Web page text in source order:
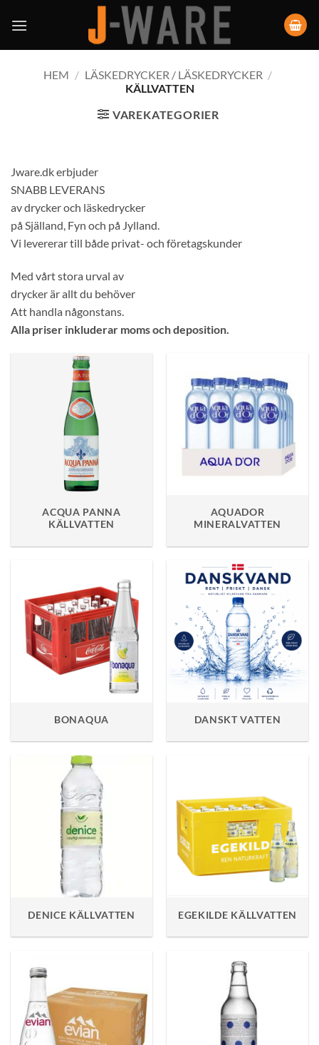
HEM / LÄSKEDRYCKER / LÄSKEDRYCKER /
KÄLLVATTEN
VAREKATEGORIER
Jware.dk erbjuder
SNABB LEVERANS
av drycker och läskedrycker
på Själland, Fyn och på Jylland.
Vi levererar till både privat- och företagskunder
Med vårt stora urval av
drycker är allt du behöver
Att handla någonstans.
Alla priser inkluderar moms och deposition.
ACQUA PANNA
KÄLLVATTEN
AQUADOR
MINERALVATTEN
BONAQUA DANSKT VATTEN
DENICE KÄLLVATTEN EGEKILDE KÄLLVATTEN